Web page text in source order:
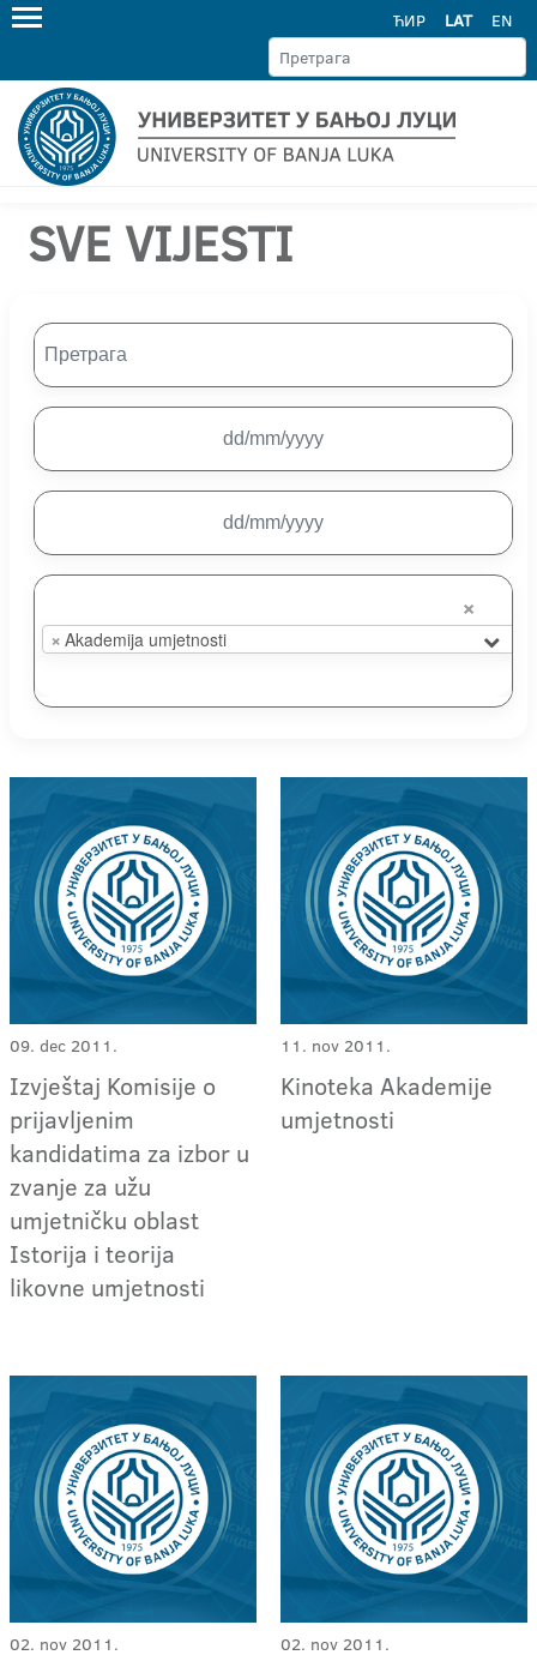
ЋИР LAT EN
SVE VIJESTI
×
× Akademija umjetnosti
09. dec 2011.
Izvještaj Komisije o
prijavljenim
kandidatima za izbor u
zvanje za užu
umjetničku oblast
Istorija i teorija
likovne umjetnosti
11. nov 2011.
Kinoteka Akademije
umjetnosti
02. nov 2011. 02. nov 2011.